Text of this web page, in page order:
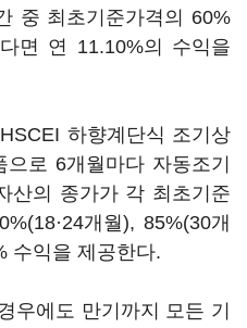
중 최초기준가격의 60%
면 연 11.10%의 수익을
하향계단식 조기상
로 6개월마다 자동조기
산의 종가가 각 최초기준
개월), 85%(30개
수익을 제공한다.
우에도 만기까지 모든 기